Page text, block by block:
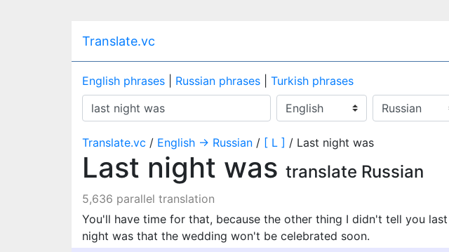
Translate.vc
English phrases Russian phrases
Turkish phrases
Translate.vc / English → Russian / [ L ] / Last night was
Last night was translate Russian
5,636 parallel translation
You'll have time for that, because the other thing I didn't tell you last
night was that the wedding won't be celebrated soon.